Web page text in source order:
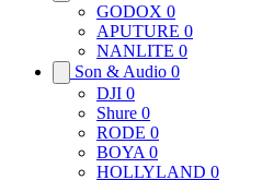
GODOX 0
APUTURE 0
NANLITE 0
Son & Audio 0
DJI 0
Shure 0
RODE 0
BOYA 0
HOLLYLAND 0